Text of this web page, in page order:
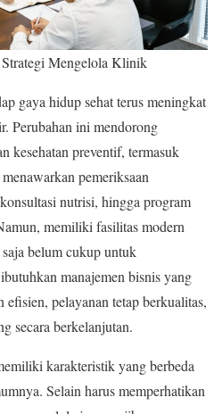
Mengelola Klinik
gaya hidup sehat terus meningkat
Perubahan ini mendorong
kesehatan preventif, termasuk
pemeriksaan
nutrisi, hingga program
memiliki fasilitas modern
belum cukup untuk
manajemen bisnis yang
efisien, pelayanan tetap berkualitas,
secara berkelanjutan.
karakteristik yang berbeda
Selain harus memperhatikan